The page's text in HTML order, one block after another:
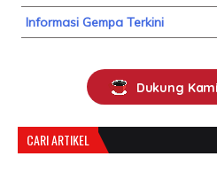
Informasi Gempa Terkini
Dukung
CARI ARTIKEL